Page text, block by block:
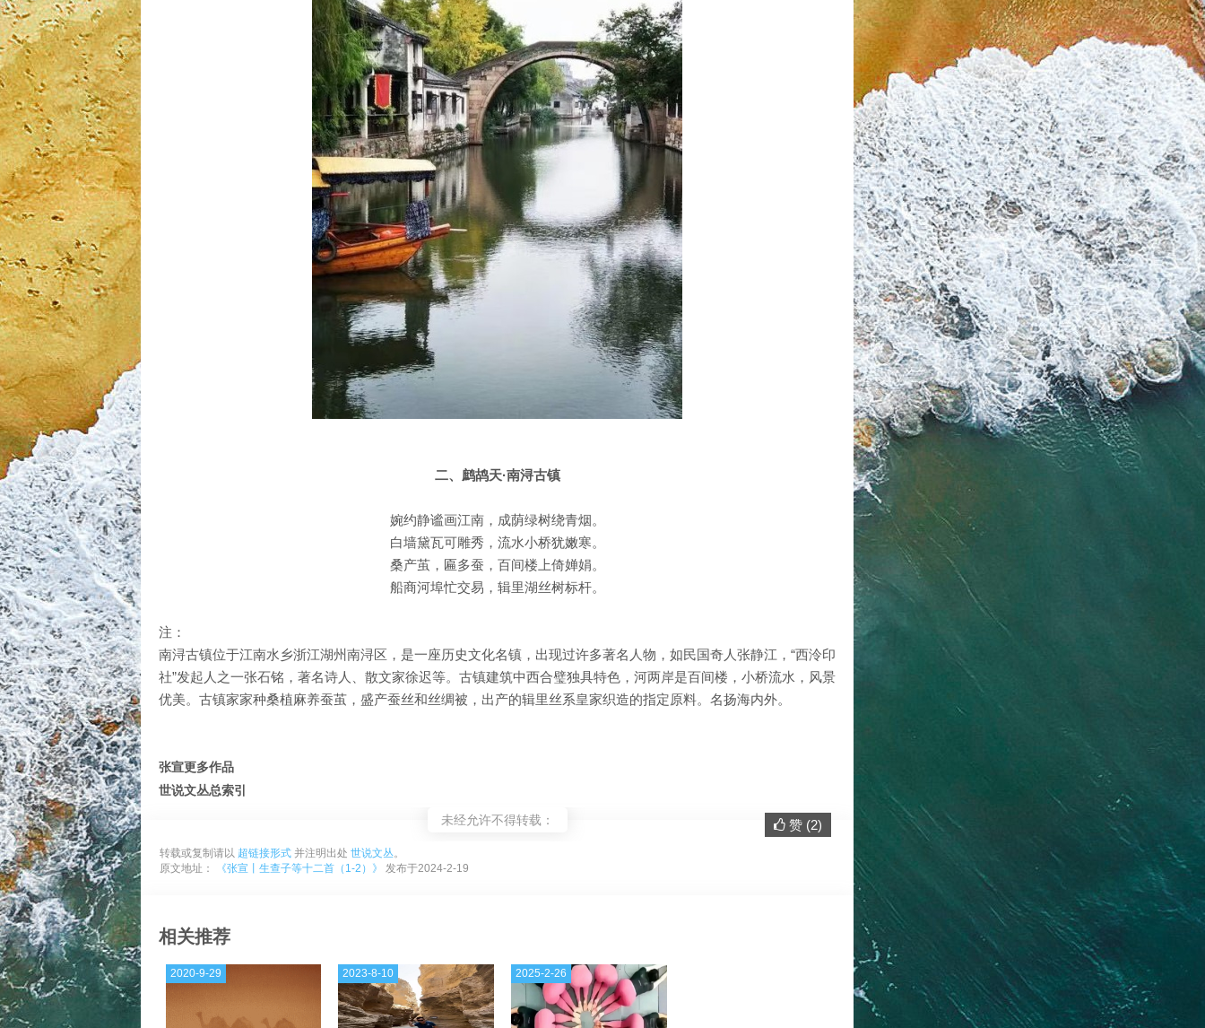
二、鹧鸪天·南浔古镇
婉约静谧画江南，成荫绿树绕青烟。
白墙黛瓦可雕秀，流水小桥犹嫩寒。
桑产茧，匾多蚕，百间楼上倚婵娟。
船商河埠忙交易，辑里湖丝树标杆。
注：
南浔古镇位于江南水乡浙江湖州南浔区，是一座历史文化名镇，出现过许多著名人物，如民国奇人张静江，“西泠印
社”发起人之一张石铭，著名诗人、散文家徐迟等。古镇建筑中西合璧独具特色，河两岸是百间楼，小桥流水，风景
优美。古镇家家种桑植麻养蚕茧，盛产蚕丝和丝绸被，出产的辑里丝系皇家织造的指定原料。名扬海内外。
张宣更多作品
世说文丛总索引
赞 (2)
未经允许不得转载：
转载或复制请以 超链接形式 并注明出处 世说文丛。
原文地址：
《张宣丨生查子等十二首（1-2）》 发布于2024-2-19
相关推荐
2020-9-29 2023-8-10 2025-2-26